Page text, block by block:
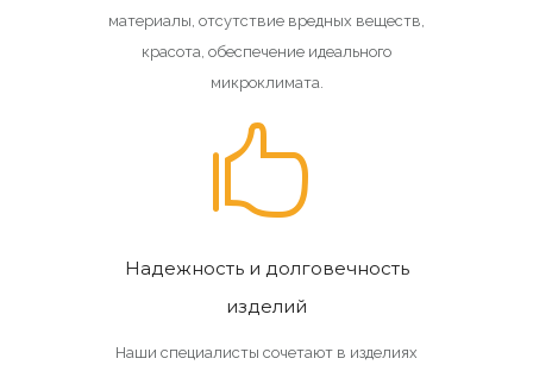
материалы, отсутствие вредных веществ,
красота, обеспечение идеального
микроклимата.
Надежность и долговечность
изделий
Наши специалисты сочетают в изделиях